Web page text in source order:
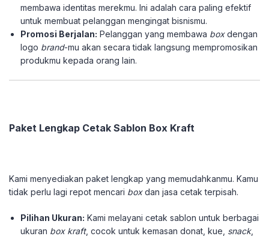
membawa identitas merekmu. Ini adalah cara paling efektif
untuk membuat pelanggan mengingat bisnismu.
Promosi Berjalan: Pelanggan yang membawa boxdengan
logo brand-mu akan secara tidak langsung mempromosikan
produkmu kepada orang lain.
Paket Lengkap Cetak Sablon Box Kraft
Kami menyediakan paket lengkap yang memudahkanmu. Kamu
tidak perlu lagi repot mencari boxdan jasa cetak terpisah.
Pilihan Ukuran: Kami melayani cetak sablon untuk berbagai
ukuran box kraft, cocok untuk kemasan donat, kue, snack,